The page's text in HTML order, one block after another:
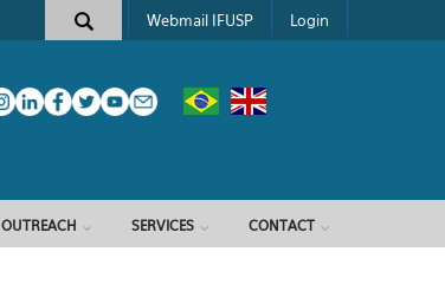
Webmail IFUSP Login
OUTREACH SERVICES CONTACT